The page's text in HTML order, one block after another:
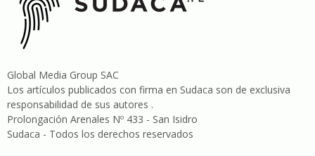
Global Media Group SAC
Los artículos publicados con firma en Sudaca son de exclusiva
responsabilidad de sus autores .
Prolongación Arenales Nº 433 - San Isidro
Sudaca - Todos los derechos reservados